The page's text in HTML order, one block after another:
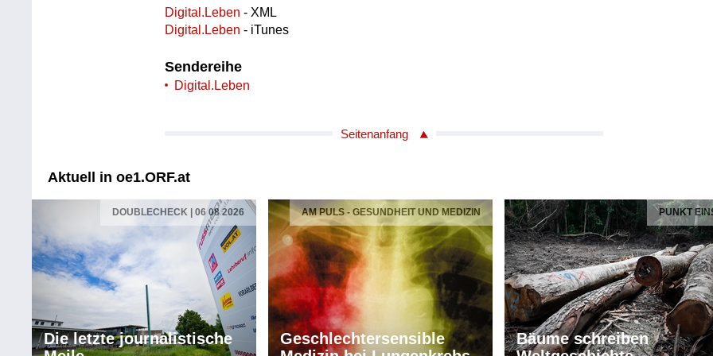
Digital.Leben - XML
Digital.Leben - iTunes
Sendereihe
Digital.Leben
Seitenanfang
Aktuell in oe1.ORF.at
DOUBLECHECK | 06 08 2026
Die letzte journalistische
AM PULS - GESUNDHEIT UND MEDIZIN
Geschlechtersensible
PUNKT
Bäume schreiben